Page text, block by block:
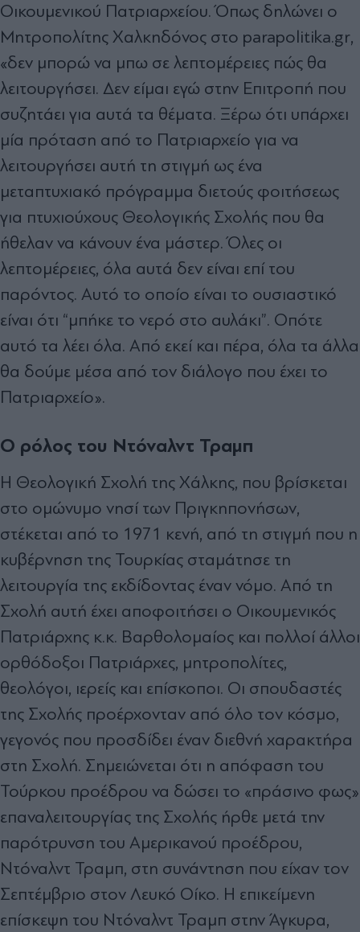
Οικουμενικού Πατριαρχείου. Όπως δηλώνει ο
Μητροπολίτης Χαλκηδόνος στο parapolitika.gr,
«δεν μπορώ να μπω σε λεπτομέρειες πώς θα
λειτουργήσει. Δεν είμαι εγώ στην Επιτροπή που
συζητάει για αυτά τα θέματα. Ξέρω ότι υπάρχει
μία πρόταση από το Πατριαρχείο για να
λειτουργήσει αυτή τη στιγμή ως ένα
μεταπτυχιακό πρόγραμμα διετούς φοιτήσεως
για πτυχιούχους Θεολογικής Σχολής που θα
ήθελαν να κάνουν ένα μάστερ. Όλες οι
λεπτομέρειες, όλα αυτά δεν είναι επί του
παρόντος. Αυτό το οποίο είναι το ουσιαστικό
είναι ότι “μπήκε το νερό στο αυλάκι”. Οπότε
αυτό τα λέει όλα. Από εκεί και πέρα, όλα τα άλλα
θα δούμε μέσα από τον διάλογο που έχει το
Πατριαρχείο».
Ο ρόλος του Ντόναλντ Τραμπ
Η Θεολογική Σχολή της Χάλκης, που βρίσκεται
στο ομώνυμο νησί των Πριγκηπονήσων,
στέκεται από το 1971 κενή, από τη στιγμή που η
κυβέρνηση της Τουρκίας σταμάτησε τη
λειτουργία της εκδίδοντας έναν νόμο. Από τη
Σχολή αυτή έχει αποφοιτήσει ο Οικουμενικός
Πατριάρχης κ.κ. Βαρθολομαίος και πολλοί άλλοι
ορθόδοξοι Πατριάρχες, μητροπολίτες,
θεολόγοι, ιερείς και επίσκοποι. Οι σπουδαστές
της Σχολής προέρχονταν από όλο τον κόσμο,
γεγονός που προσδίδει έναν διεθνή χαρακτήρα
στη Σχολή. Σημειώνεται ότι η απόφαση του
Τούρκου προέδρου να δώσει το «πράσινο φως»
επαναλειτουργίας της Σχολής ήρθε μετά την
παρότρυνση του Αμερικανού προέδρου,
Ντόναλντ Τραμπ, στη συνάντηση που είχαν τον
Σεπτέμβριο στον Λευκό Οίκο. Η επικείμενη
επίσκεψη του Ντόναλντ Τραμπ στην Άγκυρα,